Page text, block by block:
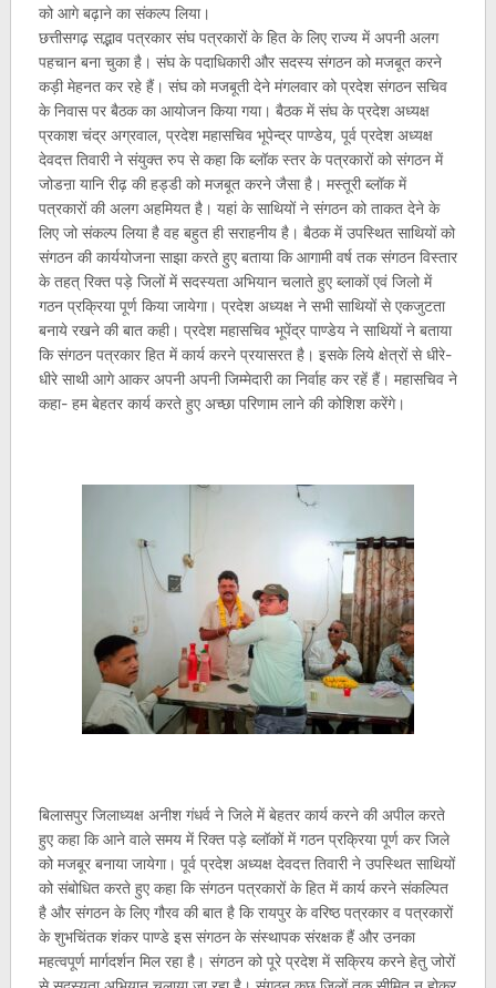
को आगे बढ़ाने का संकल्प लिया।
छत्तीसगढ़ सद्भाव पत्रकार संघ पत्रकारों के हित के लिए राज्य में अपनी अलग
पहचान बना चुका है। संघ के पदाधिकारी और सदस्य संगठन को मजबूत करने
कड़ी मेहनत कर रहे हैं। संघ को मजबूती देने मंगलवार को प्रदेश संगठन सचिव
के निवास पर बैठक का आयोजन किया गया। बैठक में संघ के प्रदेश अध्यक्ष
प्रकाश चंद्र अग्रवाल, प्रदेश महासचिव भूपेन्द्र पाण्डेय, पूर्व प्रदेश अध्यक्ष
देवदत्त तिवारी ने संयुक्त रुप से कहा कि ब्लॉक स्तर के पत्रकारों को संगठन में
जोडऩा यानि रीढ़ की हड्डी को मजबूत करने जैसा है। मस्तूरी ब्लॉक में
पत्रकारों की अलग अहमियत है। यहां के साथियों ने संगठन को ताकत देने के
लिए जो संकल्प लिया है वह बहुत ही सराहनीय है। बैठक में उपस्थित साथियों को
संगठन की कार्ययोजना साझा करते हुए बताया कि आगामी वर्ष तक संगठन विस्तार
के तहत् रिक्त पड़े जिलों में सदस्यता अभियान चलाते हुए ब्लाकों एवं जिलो में
गठन प्रक्रिया पूर्ण किया जायेगा। प्रदेश अध्यक्ष ने सभी साथियों से एकजुटता
बनाये रखने की बात कही। प्रदेश महासचिव भूपेंद्र पाण्डेय ने साथियों ने बताया
कि संगठन पत्रकार हित में कार्य करने प्रयासरत है। इसके लिये क्षेत्रों से धीरे-
धीरे साथी आगे आकर अपनी अपनी जिम्मेदारी का निर्वाह कर रहें हैं। महासचिव ने
कहा- हम बेहतर कार्य करते हुए अच्छा परिणाम लाने की कोशिश करेंगे।
बिलासपुर जिलाध्यक्ष अनीश गंधर्व ने जिले में बेहतर कार्य करने की अपील करते
हुए कहा कि आने वाले समय में रिक्त पड़े ब्लॉकों में गठन प्रक्रिया पूर्ण कर जिले
को मजबूर बनाया जायेगा। पूर्व प्रदेश अध्यक्ष देवदत्त तिवारी ने उपस्थित साथियों
को संबोधित करते हुए कहा कि संगठन पत्रकारों के हित में कार्य करने संकल्पित
है और संगठन के लिए गौरव की बात है कि रायपुर के वरिष्ठ पत्रकार व पत्रकारों
के शुभचिंतक शंकर पाण्डे इस संगठन के संस्थापक संरक्षक हैं और उनका
महत्वपूर्ण मार्गदर्शन मिल रहा है। संगठन को पूरे प्रदेश में सक्रिय करने हेतु जोरों